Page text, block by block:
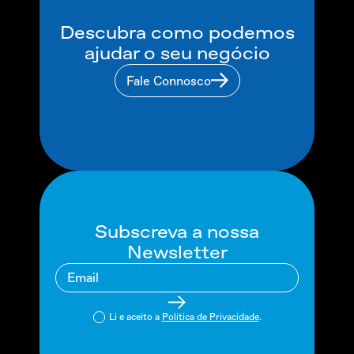
Descubra como podemos
ajudar o seu negócio
Fale Connosco
Subscreva a nossa
Newsletter
Li e aceito a Política de Privacidade.